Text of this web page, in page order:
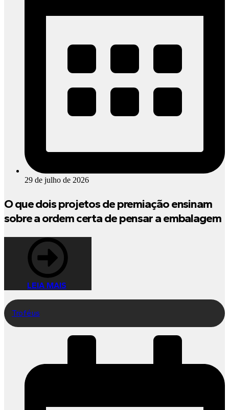
29 de julho de 2026
O que dois projetos de premiação ensinam
sobre a ordem certa de pensar a embalagem
LEIA MAIS
Troféus